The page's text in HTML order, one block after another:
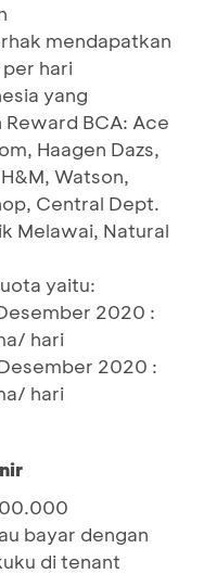
mendapatkan
per hari
yang
BCA: Ace
Haagen Dazs,
Watson,
Central Dept.
Melawai, Natural
yaitu:
2020 :
hari
2020 :
hari
bayar dengan
di tenant